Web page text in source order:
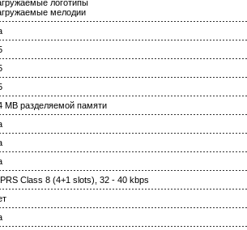
логотипы
мелодии
MB разделяемой памяти
Class 8 (4+1 slots), 32 - 40 kbps